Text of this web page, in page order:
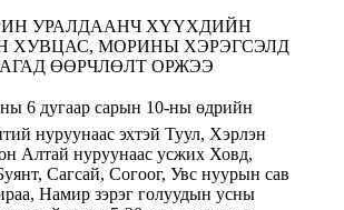
УРАЛДААНЧ ХҮҮХДИЙН
ХУВЦАС, МОРИНЫ ХЭРЭГСЭЛД
ӨӨРЧЛӨЛТ ОРЖЭЭ